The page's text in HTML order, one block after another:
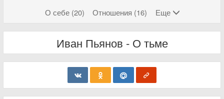
О себе (20)
Отношения (16) Еще
Иван Пьянов - О тьме